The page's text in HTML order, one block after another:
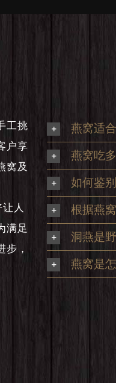
工挑
户享
窝及
人
满足
，
燕窝适
燕窝吃
如何鉴
根据燕
洞燕是
燕窝是